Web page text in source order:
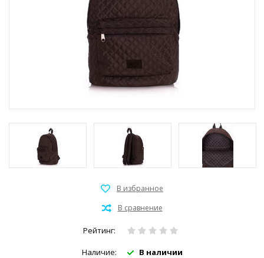
Рейтинг:
Наличие: В наличии